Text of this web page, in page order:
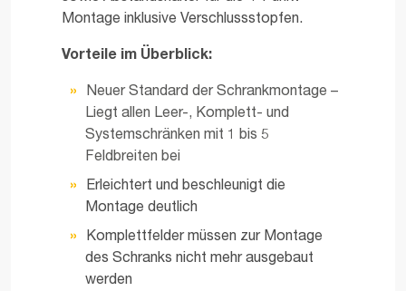
Montage inklusive Verschlussstopfen.
Vorteile im Überblick:
Neuer Standard der Schrankmontage –
Liegt allen Leer-, Komplett- und
Systemschränken mit 1 bis 5
Feldbreiten bei
Erleichtert und beschleunigt die
Montage deutlich
Komplettfelder müssen zur Montage
des Schranks nicht mehr ausgebaut
werden